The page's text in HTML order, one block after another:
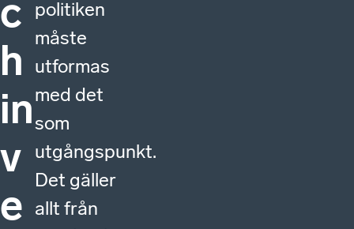
c
h
in
v
e
politiken
måste
utformas
med det
som
utgångspunkt.
Det gäller
allt från